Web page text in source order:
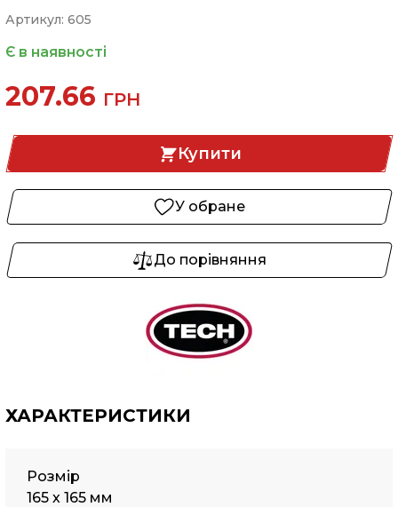
Артикул: 605
Є в наявності
207.66 ГРН
Купити
У обране
До порівняння
ХАРАКТЕРИСТИКИ
Розмір
165 х 165 мм